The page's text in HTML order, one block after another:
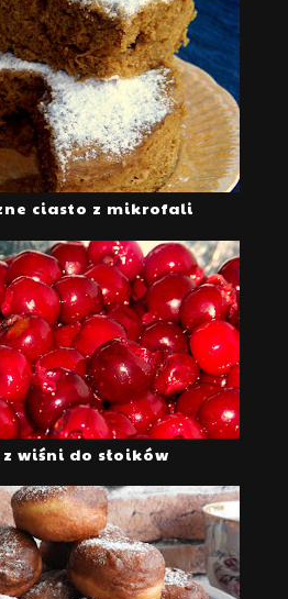
ciasto z mikrofali
wiśni do słoików